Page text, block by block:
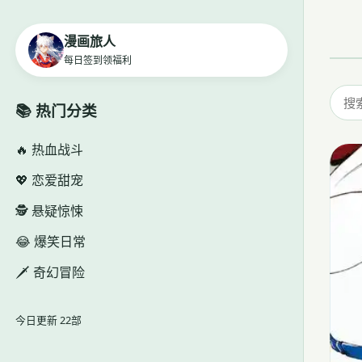
漫画旅人
每日签到领福利
📚 热门分类
🔥 热血战斗
💖 恋爱甜宠
🕵️ 悬疑惊悚
😂 爆笑日常
🗡️ 奇幻冒险
今日更新 22部